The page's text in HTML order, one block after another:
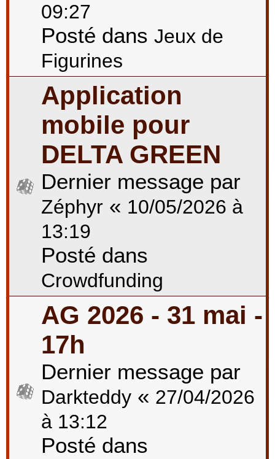
09:27
Posté dans Jeux de
Figurines
Application
mobile pour
DELTA GREEN
Dernier message par
Zéphyr « 10/05/2026 à
13:19
Posté dans
Crowdfunding
AG 2026 - 31 mai -
17h
Dernier message par
Darkteddy « 27/04/2026
à 13:12
Posté dans